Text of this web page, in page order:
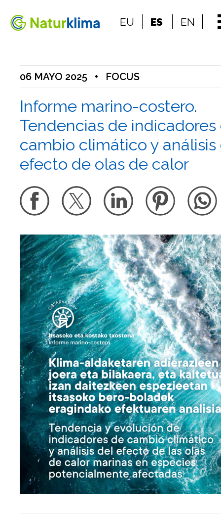
Ir a los contenidos
EU ES EN
06 MAYO 2025 • FOCUS
Informe marino-costero.
Tendencias de indicadores
cambio climático y análisis
efecto de olas de calor